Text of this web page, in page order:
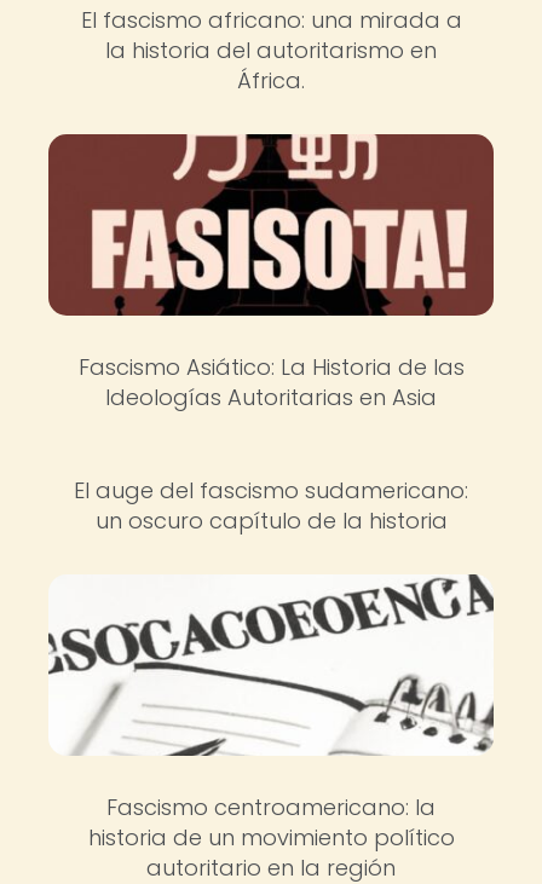
El fascismo africano: una mirada a
la historia del autoritarismo en
África.
Fascismo Asiático: La Historia de las
Ideologías Autoritarias en Asia
El auge del fascismo sudamericano:
un oscuro capítulo de la historia
Fascismo centroamericano: la
historia de un movimiento político
autoritario en la región